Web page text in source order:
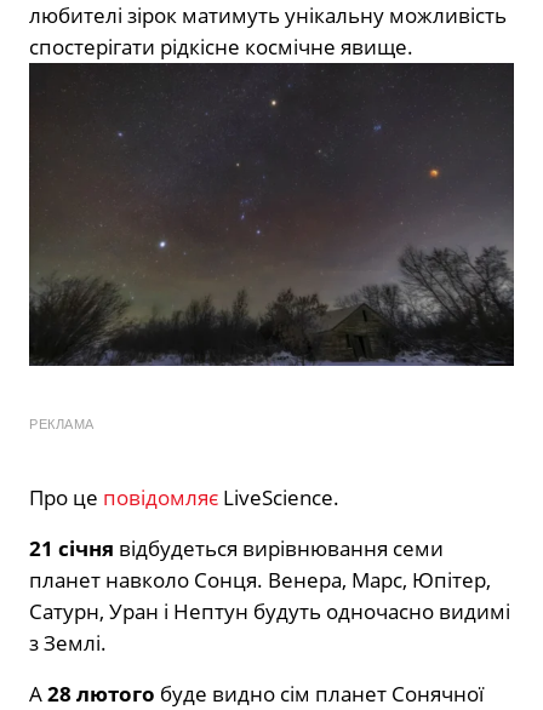
любителі зірок матимуть унікальну можливість
спостерігати рідкісне космічне явище.
РЕКЛАМА
Про це повідомляє LiveScience.
21 січня відбудеться вирівнювання семи
планет навколо Сонця. Венера, Марс, Юпітер,
Сатурн, Уран і Нептун будуть одночасно видимі
з Землі.
А28 лютого буде видно сім планет Сонячної